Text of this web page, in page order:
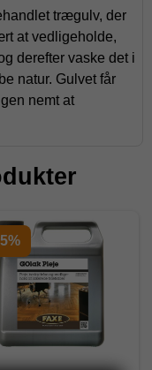
trægulv, der
at vedligeholde,
derefter vaske det i
natur. Gulvet får
nemt at